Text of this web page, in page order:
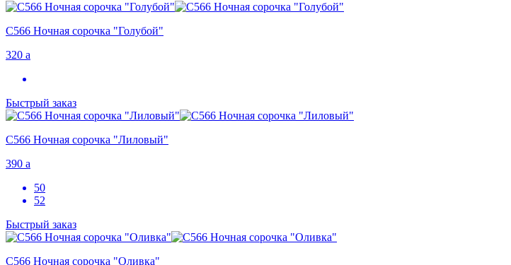
С566 Ночная сорочка "Голубой"
320 a
Быстрый заказ
С566 Ночная сорочка "Лиловый"
390 a
50
52
Быстрый заказ
С566 Ночная сорочка "Оливка"